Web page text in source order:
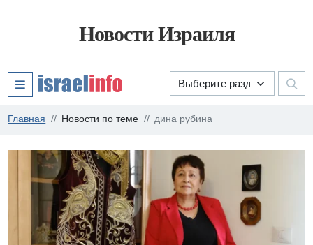
Новости Израиля
Главная Новости по теме дина рубина